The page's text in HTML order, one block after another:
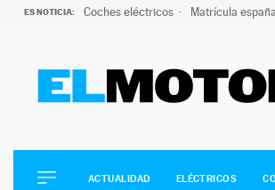
ES NOTICIA: Coches eléctricos Matrícula españa
ELÉCTRICOS
CONDUCIR
ACTUALIDAD ELÉCTRICOS